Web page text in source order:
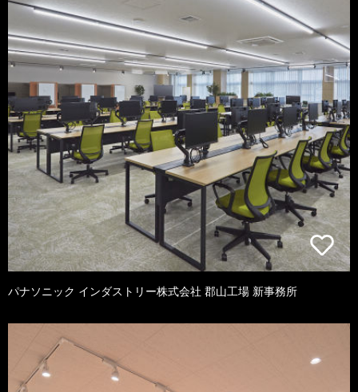
パナソニック インダストリー株式会社 郡山工場 新事務所